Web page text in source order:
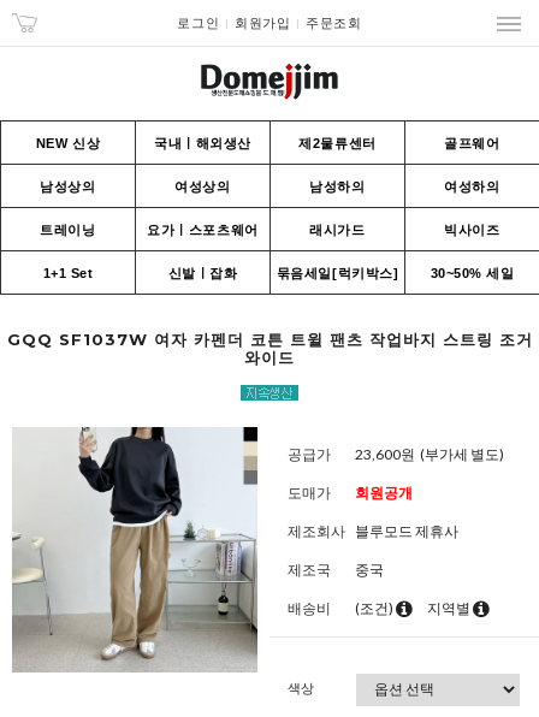
로그인 회원가입 주문조회
NEW 신상 국내ㅣ해외생산 제2물류센터 골프웨어
남성상의 여성상의 남성하의 여성하의
트레이닝 요가ㅣ스포츠웨어 래시가드 빅사이즈
1+1 Set 신발ㅣ잡화 묶음세일[럭키박스] 30~50% 세일
GQQ SF1037W 여자 카펜더 코튼 트윌 팬츠 작업바지 스트링 조거
와이드
공급가 23,600원 (부가세 별도)
도매가 회원공개
제조회사 블루모드 제휴사
제조국 중국
배송비 (조건) 지역별
색상